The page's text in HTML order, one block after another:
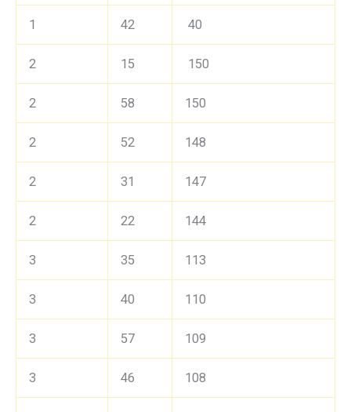
1 42 40
2 15 150
2 58 150
2 52 148
2 31 147
2 22 144
3 35 113
3 40 110
3 57 109
3 46 108